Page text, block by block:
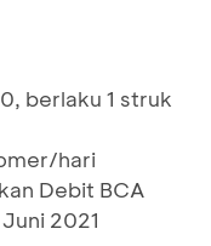
berlaku 1 struk
hari
Debit BCA
2021